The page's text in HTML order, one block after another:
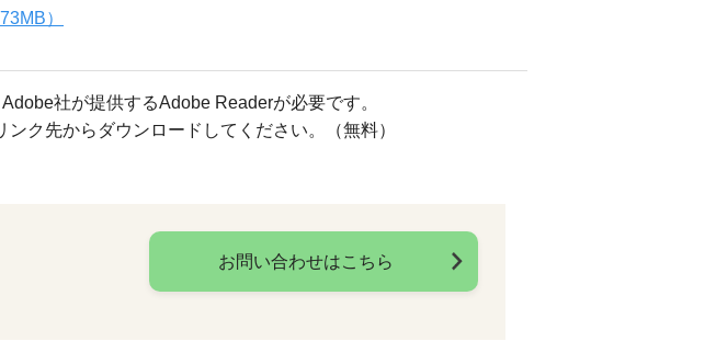
）
社が提供するAdobe Readerが必要です。
ク先からダウンロードしてください。（無料）
お問い合わせはこちら